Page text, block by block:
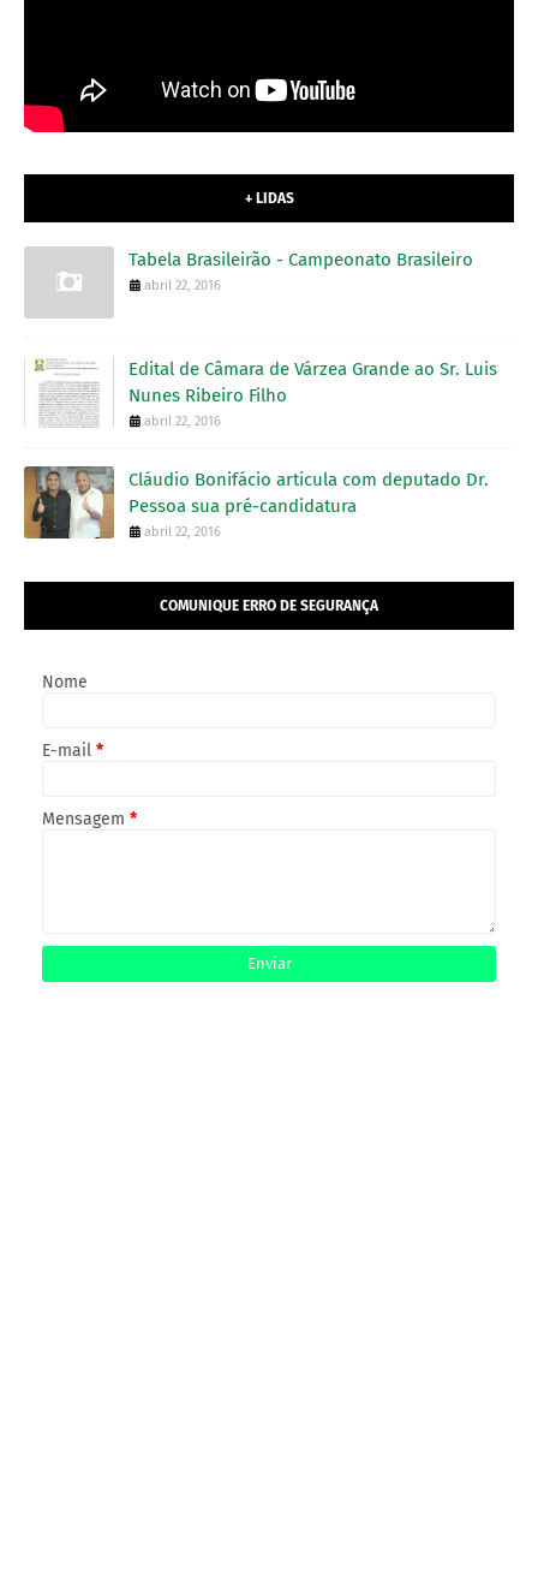
+ LIDAS
Tabela Brasileirão - Campeonato Brasileiro
abril 22, 2016
Edital de Câmara de Várzea Grande ao Sr. Luis
Nunes Ribeiro Filho
abril 22, 2016
Cláudio Bonifácio articula com deputado Dr.
Pessoa sua pré-candidatura
abril 22, 2016
COMUNIQUE ERRO DE SEGURANÇA
Nome
E-mail *
Mensagem *